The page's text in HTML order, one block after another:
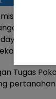
I DPRD
oleh
sekira
Tugas
pertanahan.